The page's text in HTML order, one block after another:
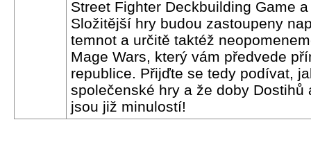
Street Fighter Deckbuilding Game
Složitější hry budou zastoupeny
temnot a určitě taktéž
Mage Wars, který vám předvede
republice. Přijďte se tedy podívat,
společenské hry a že doby
jsou již minulostí!